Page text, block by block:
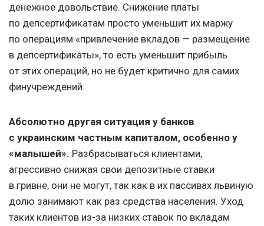
денежное довольствие. Снижение платы
по депсертификатам просто уменьшит их маржу
по операциям «привлечение вкладов — размещение
в депсертификаты», то есть уменьшит прибыль
от этих операций, но не будет критично для самих
финучреждений.
Абсолютно другая ситуация у банков
с украинским частным капиталом, особенно у
«малышей». Разбрасываться клиентами,
агрессивно снижая свои депозитные ставки
в гривне, они не могут, так как в их пассивах львиную
долю занимают как раз средства населения. Уход
таких клиентов из-за низких ставок по вкладам